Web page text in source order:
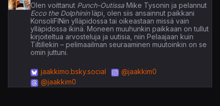
Olen voittanutPunch-OutissaMike Tysonin ja pelannut
Ecco the Dolphininläpi, olen siis ansainnut paikkani
KonsoliFINin ylläpidossa tai oikeastaan missä vain
ylläpidossa ikinä. Moneen muuhunkin paikkaan on tullut
kirjoiteltua arvosteluja ja uutisia, niin Pelaajaan kuin
Tiltillekin – pelimaailman seuraaminen muutoinkin on se
omin juttuni.
jaakkimo.bsky.social
@jaakkim0
@jaakkim0